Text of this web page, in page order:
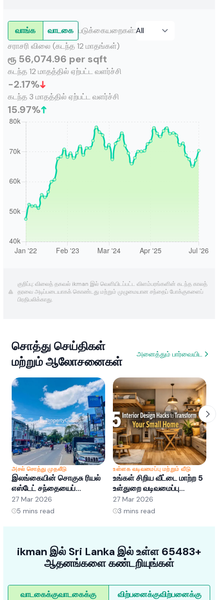
வாங்க வாடகை படுக்கையறைகள்:
சராசரி விலை (கடந்த 12 மாதங்கள்)
ரூ 56,074.96 per sqft
கடந்த 12 மாதத்தில் ஏற்பட்ட வளர்ச்சி
-2.17%
கடந்த 3 மாதத்தில் ஏற்பட்ட வளர்ச்சி
15.97%
குறிப்பு: விலைத் தகவல் ikman இல் வெளியிடப்பட்ட விளம்பரங்களின் கடந்த காலத்
தரவை அடிப்படையாகக் கொண்டது மற்றும் முழுமையான சந்தைப் போக்குகளைப்
பிரதிபலிக்காது.
சொத்து செய்திகள்
மற்றும் ஆலோசனைகள்
அனைத்தும் பார்வையிட
அசல் சொத்து முதலீடு
இலங்கையின் சொகுசு ரியல்
எஸ்டேட் சந்தையைப்
புரிந்துகொள்வது: வாய்ப்புகள்
மற்றும் போக்குகள்
27 Mar 2026
5 mins read
உள்ளக வடிவமைப்பு மற்றும் வீடு
உங்கள் சிறிய வீட்டை மாற்ற 5
உள்துறை வடிவமைப்பு
ஹேக்குகள்
27 Mar 2026
3 mins read
ikman இல் Sri Lanka இல் உள்ள 65483+
ஆதனங்களை கண்டறியுங்கள்
வாடகைக்குவாடகைக்கு விற்பனைக்குவிற்பனைக்கு